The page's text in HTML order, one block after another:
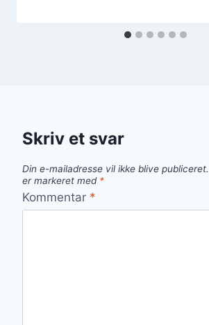
Skriv et svar
Din e-mailadresse vil ikke blive publiceret.
er markeret med *
Kommentar *